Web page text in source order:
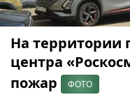
На территории
центра
пожар
ФОТО